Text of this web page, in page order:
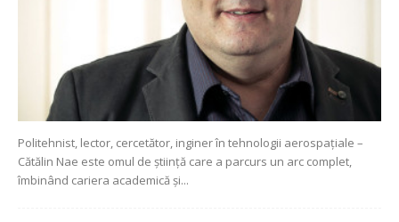
Politehnist, lector, cercetător, inginer în tehnologii aerospațiale –
Cătălin Nae este omul de știință care a parcurs un arc complet,
îmbinând cariera academică și...